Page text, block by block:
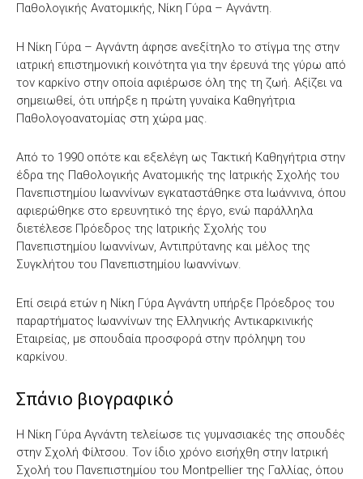
Παθολογικής Ανατομικής, Νίκη Γύρα – Αγνάντη.
Η Νίκη Γύρα – Αγνάντη άφησε ανεξίτηλο το στίγμα της στην
ιατρική επιστημονική κοινότητα για την έρευνά της γύρω από
τον καρκίνο στην οποία αφιέρωσε όλη της τη ζωή. Αξίζει να
σημειωθεί, ότι υπήρξε η πρώτη γυναίκα Καθηγήτρια
Παθολογοανατομίας στη χώρα μας.
Από το 1990 οπότε και εξελέγη ως Τακτική Καθηγήτρια στην
έδρα της Παθολογικής Ανατομικής της Ιατρικής Σχολής του
Πανεπιστημίου Ιωαννίνων εγκαταστάθηκε στα Ιωάννινα, όπου
αφιερώθηκε στο ερευνητικό της έργο, ενώ παράλληλα
διετέλεσε Πρόεδρος της Ιατρικής Σχολής του
Πανεπιστημίου Ιωαννίνων, Αντιπρύτανης και μέλος της
Συγκλήτου του Πανεπιστημίου Ιωαννίνων.
Επί σειρά ετών η Νίκη Γύρα Αγνάντη υπήρξε Πρόεδρος του
παραρτήματος Ιωαννίνων της Ελληνικής Αντικαρκινικής
Εταιρείας, με σπουδαία προσφορά στην πρόληψη του
καρκίνου.
Σπάνιο βιογραφικό
Η Νίκη Γύρα Αγνάντη τελείωσε τις γυμνασιακές της σπουδές
στην Σχολή Φίλτσου. Τον ίδιο χρόνο εισήχθη στην Ιατρική
Σχολή του Πανεπιστημίου του Montpellier της Γαλλίας, όπου